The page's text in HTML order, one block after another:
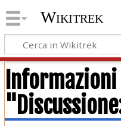
Wikitrek